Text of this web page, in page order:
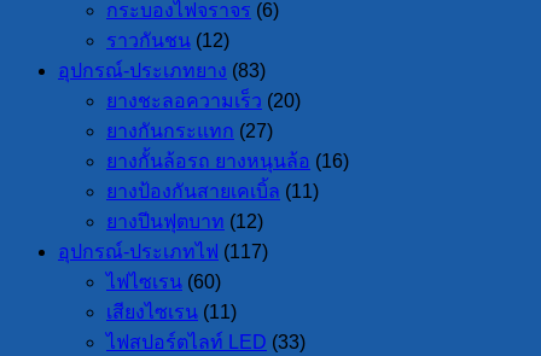
กระบองไฟจราจร (6)
ราวกันชน (12)
อุปกรณ์-ประเภทยาง (83)
ยางชะลอความเร็ว (20)
ยางกันกระแทก (27)
ยางกั้นล้อรถ ยางหนุนล้อ (16)
ยางป้องกันสายเคเบิ้ล (11)
ยางปีนฟุตบาท (12)
อุปกรณ์-ประเภทไฟ (117)
ไฟไซเรน (60)
เสียงไซเรน (11)
ไฟสปอร์ตไลท์ LED (33)